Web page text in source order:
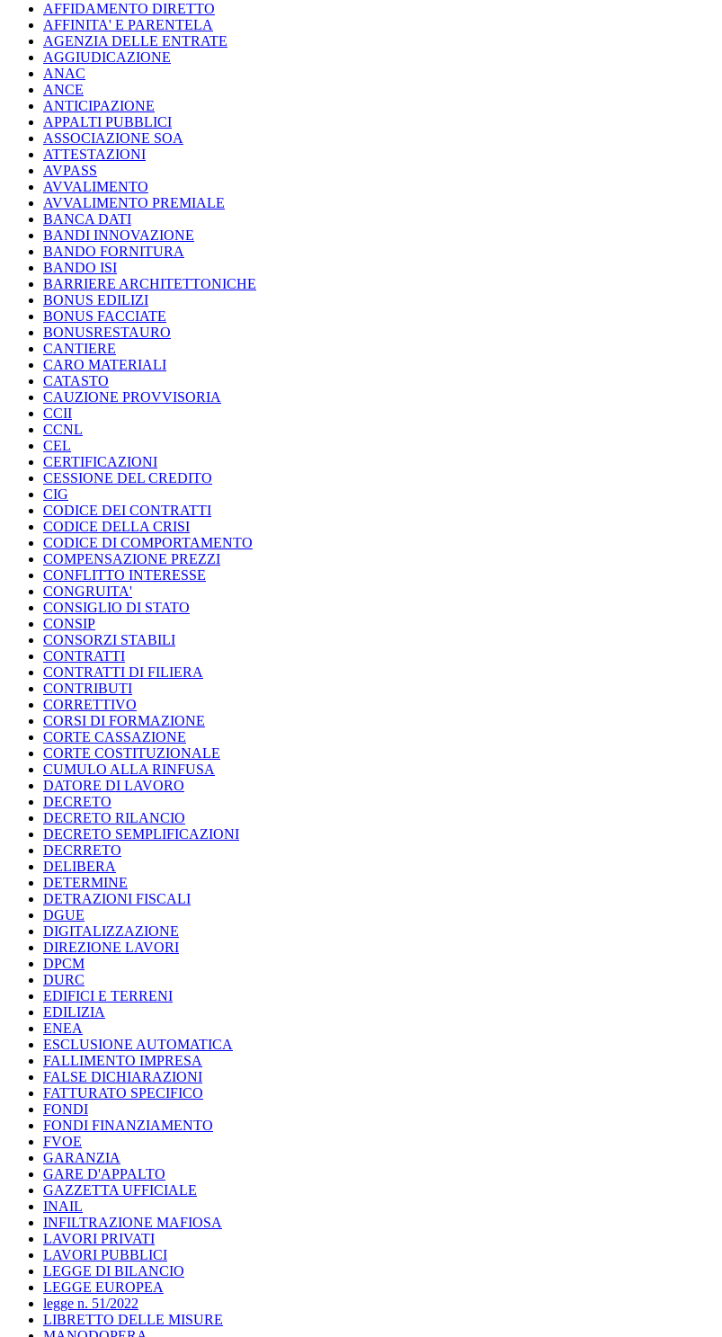
AFFIDAMENTO DIRETTO
AFFINITA' E PARENTELA
AGENZIA DELLE ENTRATE
AGGIUDICAZIONE
ANAC
ANCE
ANTICIPAZIONE
APPALTI PUBBLICI
ASSOCIAZIONE SOA
ATTESTAZIONI
AVPASS
AVVALIMENTO
AVVALIMENTO PREMIALE
BANCA DATI
BANDI INNOVAZIONE
BANDO FORNITURA
BANDO ISI
BARRIERE ARCHITETTONICHE
BONUS EDILIZI
BONUS FACCIATE
BONUSRESTAURO
CANTIERE
CARO MATERIALI
CATASTO
CAUZIONE PROVVISORIA
CCII
CCNL
CEL
CERTIFICAZIONI
CESSIONE DEL CREDITO
CIG
CODICE DEI CONTRATTI
CODICE DELLA CRISI
CODICE DI COMPORTAMENTO
COMPENSAZIONE PREZZI
CONFLITTO INTERESSE
CONGRUITA'
CONSIGLIO DI STATO
CONSIP
CONSORZI STABILI
CONTRATTI
CONTRATTI DI FILIERA
CONTRIBUTI
CORRETTIVO
CORSI DI FORMAZIONE
CORTE CASSAZIONE
CORTE COSTITUZIONALE
CUMULO ALLA RINFUSA
DATORE DI LAVORO
DECRETO
DECRETO RILANCIO
DECRETO SEMPLIFICAZIONI
DECRRETO
DELIBERA
DETERMINE
DETRAZIONI FISCALI
DGUE
DIGITALIZZAZIONE
DIREZIONE LAVORI
DPCM
DURC
EDIFICI E TERRENI
EDILIZIA
ENEA
ESCLUSIONE AUTOMATICA
FALLIMENTO IMPRESA
FALSE DICHIARAZIONI
FATTURATO SPECIFICO
FONDI
FONDI FINANZIAMENTO
FVOE
GARANZIA
GARE D'APPALTO
GAZZETTA UFFICIALE
INAIL
INFILTRAZIONE MAFIOSA
LAVORI PRIVATI
LAVORI PUBBLICI
LEGGE DI BILANCIO
LEGGE EUROPEA
legge n. 51/2022
LIBRETTO DELLE MISURE